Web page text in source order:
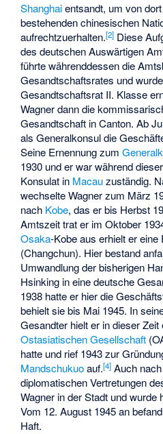
Shanghaientsandt, um von
bestehenden chinesischen
aufrechtzuerhalten.[2] Diese
des deutschen Auswärtigen
führte währenddessen die
Gesandtschaftsrates und
Gesandtschaftsrat II. Klasse
Wagner dann die
Gesandtschaft in Canton. Ab
als Generalkonsul die
Seine Ernennung zum
1930 und er war während
Konsulat in Macauzuständig.
wechselte Wagner zum März
nach Kobe, das er bis Herbst
Amtszeit trat er im Oktober
Osaka-Kobe aus erhielt er eine
(Changchun). Hier bestand
Umwandlung der bisherigen
Hsinking in eine deutsche
1938 hatte er hier die
behielt sie bis Mai 1945. In
Gesandter hielt er in dieser
Ostasiatischen Gesellschaft
hatte und rief 1943 zur
Mandschukuoauf.[4] Auch
diplomatischen Vertretungen
Wagner in der Stadt und wurde
Vom 12. August 1945 an
Haft.